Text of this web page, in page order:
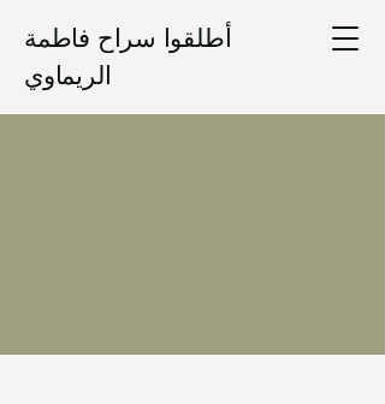
أطلقوا سراح فاطمة
الريماوي